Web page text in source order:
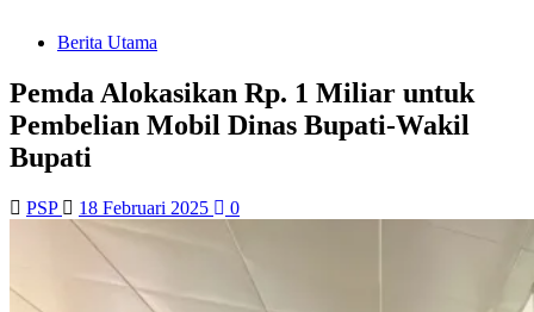
Berita Utama
Pemda Alokasikan Rp. 1 Miliar untuk
Pembelian Mobil Dinas Bupati-Wakil
Bupati
PSP 18 Februari 2025 0